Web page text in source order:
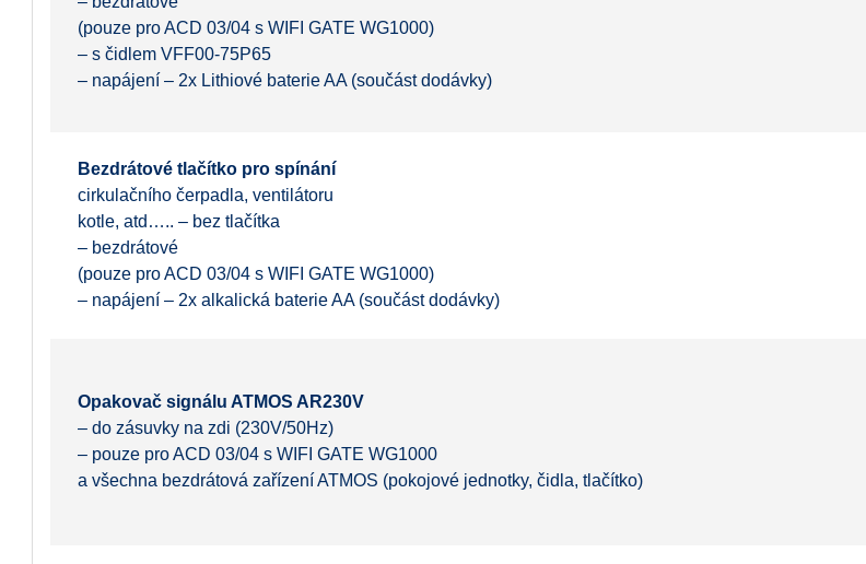
(pouze pro ACD 03/04 s WIFI GATE WG1000)
– s čidlem VFF00-75P65
– napájení – 2x Lithiové baterie AA (součást dodávky)
Bezdrátové tlačítko pro spínání
cirkulačního čerpadla, ventilátoru
kotle, atd….. – bez tlačítka
– bezdrátové
(pouze pro ACD 03/04 s WIFI GATE WG1000)
– napájení – 2x alkalická baterie AA (součást dodávky)
Opakovač signálu ATMOS AR230V
– do zásuvky na zdi (230V/50Hz)
– pouze pro ACD 03/04 s WIFI GATE WG1000
a všechna bezdrátová zařízení ATMOS (pokojové jednotky, čidla, tlačítko)